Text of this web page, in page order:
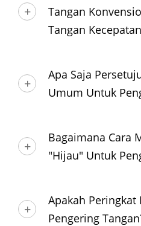
Tangan
Tangan
Apa Saja
Umum Untuk
Bagaimana Cara
"hijau" Untuk
Apakah Peringkat
Pengering